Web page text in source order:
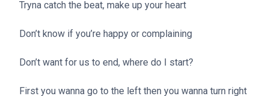
Tryna catch the beat, make up your heart
Don’t know if you’re happy or complaining
Don’t want for us to end, where do I start?
First you wanna go to the left then you wanna turn right